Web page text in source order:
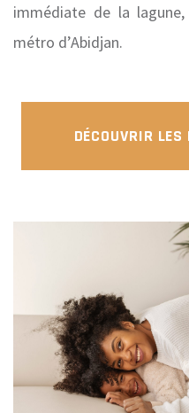
immédiate de la
métro d’Abidjan.
DÉCOUVRIR